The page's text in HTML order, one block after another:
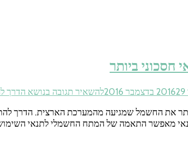
ביותר
29 בדצמבר 2016 להשאיר תגובה בנושא הדרך
יותר את החשמל שמגיעה מהמערכת הארצית. הדרך
מאפשר התאמה של המתח החשמלי לתנאי